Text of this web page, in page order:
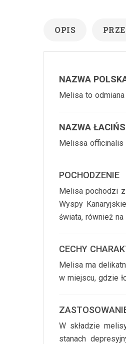
OPIS
NAZWA
Melisa to
NAZWA
Melissa officinalis
POCHODZENIE
Melisa pochodzi z
Wyspy
świata, również na
CECHY
Melisa ma
w miejscu, gdzie
W składzie
stanach